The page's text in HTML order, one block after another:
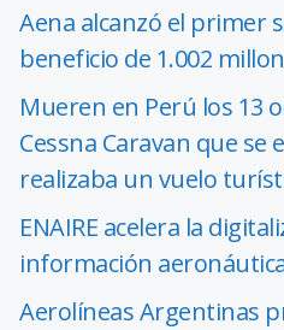
Aena alcanzó el primer
beneficio de 1.002
Mueren en Perú los 13
Cessna Caravan que se
realizaba un vuelo
ENAIRE acelera la
información
Aerolíneas Argentinas